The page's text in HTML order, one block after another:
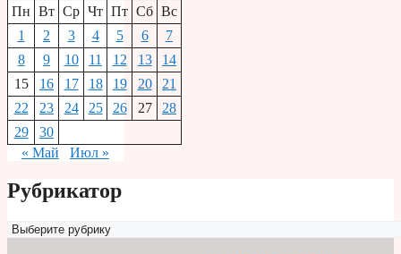
Пн Вт Ср Чт Пт Сб Вс
1
2 3 4 5 6
7
8
9 10 11 12 13
14
15
16 17 18 19 20
21
22
23 24 25 26 27
28
29
30
« Май
Июл »
Рубрикатор
Рубрикатор